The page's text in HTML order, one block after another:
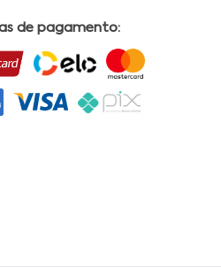
de pagamento: